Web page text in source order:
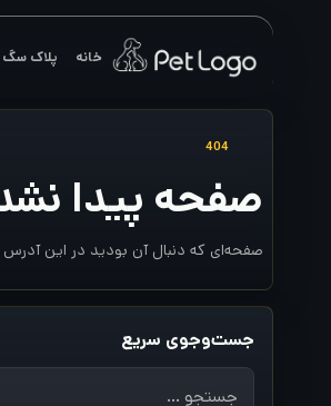
خانه پلاک سگ
404
صفحه پیدا
صفحه‌ای که دنبال آن بودید در این
جست‌وجوی سریع
جستجو
برای: